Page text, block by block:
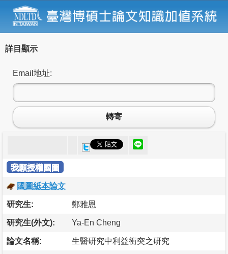
詳目顯示
Email地址:
轉寄
我願授權國圖
國圖紙本論文
研究生: 鄭雅恩
研究生(外文): Ya-En Cheng
論文名稱: 生醫研究中利益衝突之研究